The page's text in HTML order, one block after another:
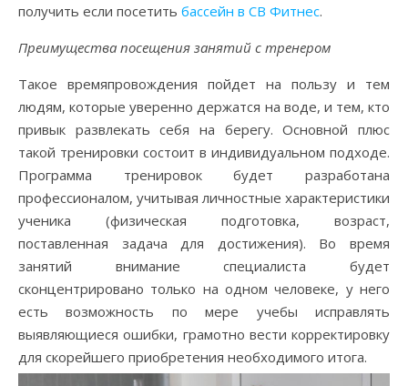
получить если посетить бассейн в СВ Фитнес.
Преимущества посещения занятий с тренером
Такое времяпровождения пойдет на пользу и тем
людям, которые уверенно держатся на воде, и тем, кто
привык развлекать себя на берегу. Основной плюс
такой тренировки состоит в индивидуальном подходе.
Программа тренировок будет разработана
профессионалом, учитывая личностные характеристики
ученика (физическая подготовка, возраст,
поставленная задача для достижения). Во время
занятий внимание специалиста будет
сконцентрировано только на одном человеке, у него
есть возможность по мере учебы исправлять
выявляющиеся ошибки, грамотно вести корректировку
для скорейшего приобретения необходимого итога.